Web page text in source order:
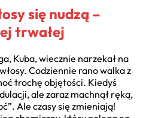
się nudzą –
trwałej
Kuba, wiecznie narzekał na
Codziennie rano walka z
trochę objętości. Kiedyś
ale zaraz machnął ręką,
Ale czasy się zmieniają!